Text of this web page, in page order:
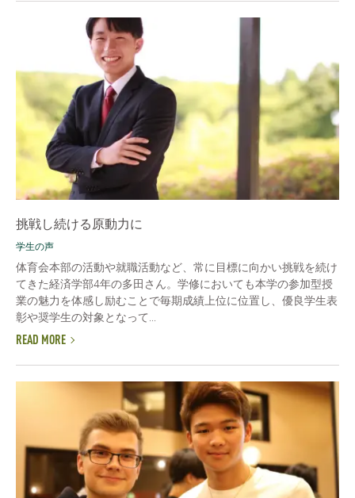
挑戦し続ける原動力に
学生の声
体育会本部の活動や就職活動など、常に目標に向かい挑戦を続け
てきた経済学部4年の多田さん。学修においても本学の参加型授
業の魅力を体感し励むことで毎期成績上位に位置し、優良学生表
彰や奨学生の対象となって...
READ MORE